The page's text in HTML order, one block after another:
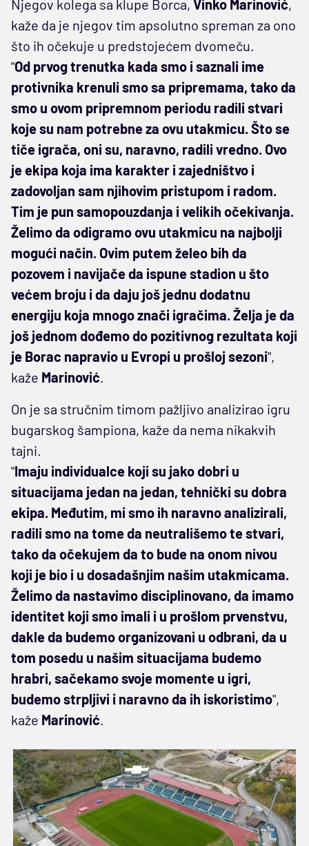
Njegov kolega sa klupe Borca, Vinko Marinović,
kaže da je njegov tim apsolutno spreman za ono
što ih očekuje u predstojećem dvomeču.
"Od prvog trenutka kada smo i saznali ime
protivnika krenuli smo sa pripremama, tako da
smo u ovom pripremnom periodu radili stvari
koje su nam potrebne za ovu utakmicu. Što se
tiče igrača, oni su, naravno, radili vredno. Ovo
je ekipa koja ima karakter i zajedništvo i
zadovoljan sam njihovim pristupom i radom.
Tim je pun samopouzdanja i velikih očekivanja.
Želimo da odigramo ovu utakmicu na najbolji
mogući način. Ovim putem želeo bih da
pozovem i navijače da ispune stadion u što
većem broju i da daju još jednu dodatnu
energiju koja mnogo znači igračima. Želja je da
još jednom dođemo do pozitivnog rezultata koji
je Borac napravio u Evropi u prošloj sezoni",
kaže Marinović.
On je sa stručnim timom pažljivo analizirao igru
bugarskog šampiona, kaže da nema nikakvih
tajni.
"Imaju individualce koji su jako dobri u
situacijama jedan na jedan, tehnički su dobra
ekipa. Međutim, mi smo ih naravno analizirali,
radili smo na tome da neutrališemo te stvari,
tako da očekujem da to bude na onom nivou
koji je bio i u dosadašnjim našim utakmicama.
Želimo da nastavimo disciplinovano, da imamo
identitet koji smo imali i u prošlom prvenstvu,
dakle da budemo organizovani u odbrani, da u
tom posedu u našim situacijama budemo
hrabri, sačekamo svoje momente u igri,
budemo strpljivi i naravno da ih iskoristimo",
kaže Marinović.